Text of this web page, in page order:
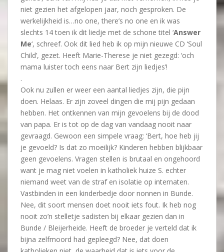
niet gezien het afgelopen jaar, noch gesproken. De
werkelijkheid is…no one, there’s no one en ik was
slechts 14 toen ik dit liedje met de schone titel ‘Answer
Me‘, schreef. Ook dit lied heb ik op mijn nieuwe CD ‘Soul
Child’, gezet. Heeft Marie-Therese je niet gezegd: ‘och
mama luister toch eens naar Bert zijn liedjes’!
.
Ook nu zullen er weer een aantal liedjes zijn, die pijn
doen. Helaas. Er zijn zoveel dingen die mij pijn gedaan
hebben. Het ontkennen van mijn gevoelens bij de dood
van papa. Er is tot op de dag van vandaag nooit naar
gevraagd. Gewoon een simpele vraag: ‘Bert, hoe heb jij
je gevoeld? Is dat zo moeilijk? Kinderen hebben blijkbaar
geen gevoelens. Vragen stellen is brutaal en ongehoord
want je mag niet voelen in katholiek huize S. echter
niemand weet van de straf en isolatie op internaten.
Vastbinden in een kinderbedje door nonnen in Bunde.
Nee, dit soort mensen doet nooit iets fout. Ik heb nog
nooit zo’n stelletje sadisten bij elkaar gezien dan in
Bunde / Bleijerheide. Heeft de broeder je verteld dat ik
bijna zelfmoord had gepleegd? Nee, dat doen